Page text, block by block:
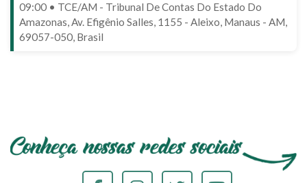
09:00 • TCE/AM - Tribunal De Contas Do Estado Do
Amazonas, Av. Efigênio Salles, 1155 - Aleixo, Manaus - AM,
69057-050, Brasil